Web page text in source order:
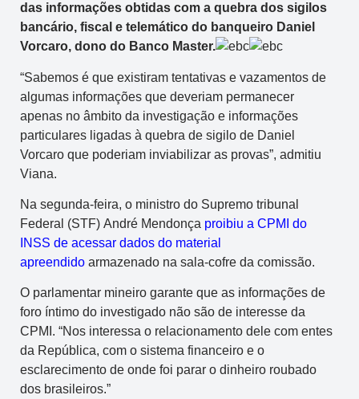
das informações obtidas com a quebra dos sigilos
bancário, fiscal e telemático do banqueiro Daniel
Vorcaro, dono do Banco Master.
“Sabemos é que existiram tentativas e vazamentos de
algumas informações que deveriam permanecer
apenas no âmbito da investigação e informações
particulares ligadas à quebra de sigilo de Daniel
Vorcaro que poderiam inviabilizar as provas”, admitiu
Viana.
Na segunda-feira, o ministro do Supremo tribunal
Federal (STF) André Mendonça proibiu a CPMI do
INSS de acessar dados do material
apreendido armazenado na sala-cofre da comissão.
O parlamentar mineiro garante que as informações de
foro íntimo do investigado não são de interesse da
CPMI. “Nos interessa o relacionamento dele com entes
da República, com o sistema financeiro e o
esclarecimento de onde foi parar o dinheiro roubado
dos brasileiros.”